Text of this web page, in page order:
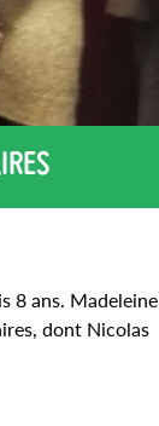
8 ans. Madeleine
dont Nicolas